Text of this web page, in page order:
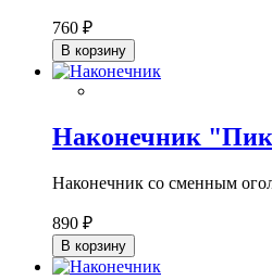
760 ₽
В корзину
Наконечник
Наконечник со сменным
890 ₽
В корзину